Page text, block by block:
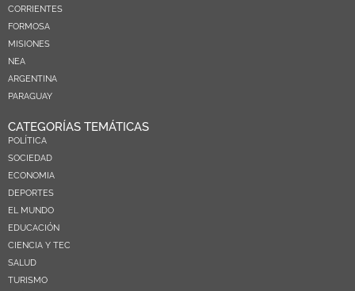
CORRIENTES
FORMOSA
MISIONES
NEA
ARGENTINA
PARAGUAY
CATEGORÍAS TEMÁTICAS
POLÍTICA
SOCIEDAD
ECONOMIA
DEPORTES
EL MUNDO
EDUCACIÓN
CIENCIA Y TEC
SALUD
TURISMO